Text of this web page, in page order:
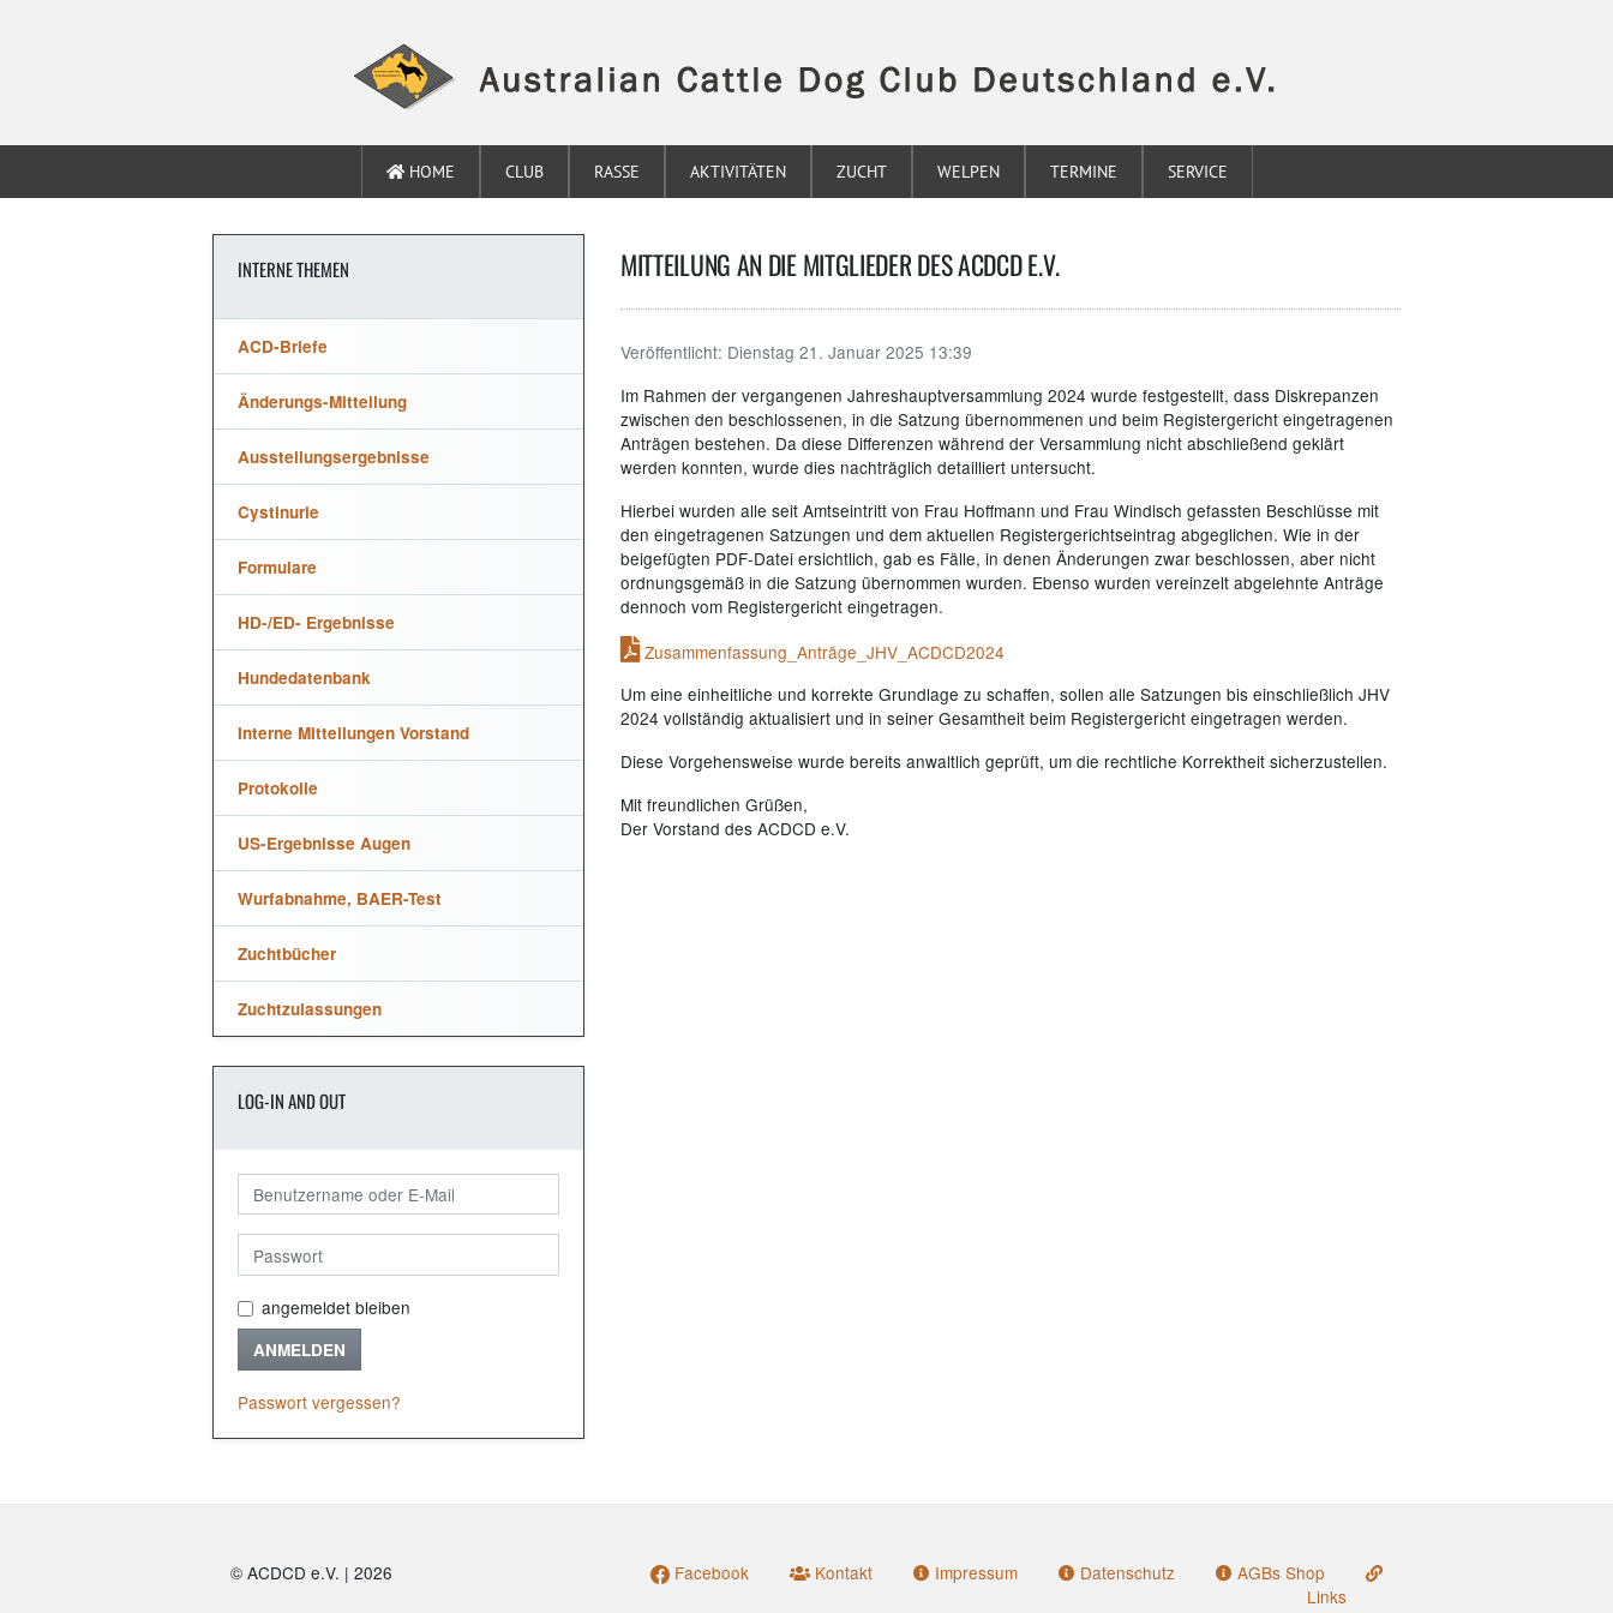
HOME CLUB RASSE AKTIVITÄTEN ZUCHT WELPEN TERMINE SERVICE
INTERNE THEMEN
ACD-Briefe
Änderungs-Mitteilung
Ausstellungsergebnisse
Cystinurie
Formulare
HD-/ED- Ergebnisse
Hundedatenbank
Interne Mitteilungen Vorstand
Protokolle
US-Ergebnisse Augen
Wurfabnahme, BAER-Test
Zuchtbücher
Zuchtzulassungen
LOG-IN AND OUT
angemeldet bleiben
ANMELDEN
Passwort vergessen?
MITTEILUNG AN DIE MITGLIEDER DES ACDCD E.V.
Veröffentlicht: Dienstag 21. Januar 2025 13:39
Im Rahmen der vergangenen Jahreshauptversammlung 2024 wurde festgestellt, dass Diskrepanzen
zwischen den beschlossenen, in die Satzung übernommenen und beim Registergericht eingetragenen
Anträgen bestehen. Da diese Differenzen während der Versammlung nicht abschließend geklärt
werden konnten, wurde dies nachträglich detailliert untersucht.
Hierbei wurden alle seit Amtseintritt von Frau Hoffmann und Frau Windisch gefassten Beschlüsse mit
den eingetragenen Satzungen und dem aktuellen Registergerichtseintrag abgeglichen. Wie in der
beigefügten PDF-Datei ersichtlich, gab es Fälle, in denen Änderungen zwar beschlossen, aber nicht
ordnungsgemäß in die Satzung übernommen wurden. Ebenso wurden vereinzelt abgelehnte Anträge
dennoch vom Registergericht eingetragen.
Zusammenfassung_Anträge_JHV_ACDCD2024
Um eine einheitliche und korrekte Grundlage zu schaffen, sollen alle Satzungen bis einschließlich JHV
2024 vollständig aktualisiert und in seiner Gesamtheit beim Registergericht eingetragen werden.
Diese Vorgehensweise wurde bereits anwaltlich geprüft, um die rechtliche Korrektheit sicherzustellen.
Mit freundlichen Grüßen,
Der Vorstand des ACDCD e.V.
© ACDCD e.V. | 2026 Facebook Kontakt Impressum Datenschutz
AGBs Shop
Links